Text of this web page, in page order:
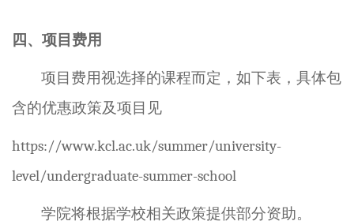
四、 项目 费用
项目费用视选择的课程而定，如下表，具体包
含的优惠政策及项目见
https://www.kcl.ac.uk/summer/university-
level/undergraduate-summer-school
学院将根据学校相关政策提供部分资助。